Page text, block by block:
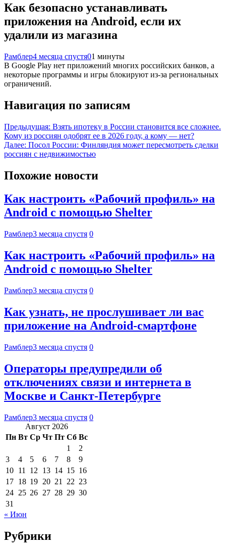
Как безопасно устанавливать
приложения на Android, если их
удалили из магазина
Рамблер4 месяца спустя01 минуты
В Google Play нет приложений многих российских банков, а
некоторые программы и игры блокируют из-за региональных
ограничений.
Навигация по записям
Предыдущая: Взять ипотеку в России становится все сложнее.
Кому из россиян одобрят ее в 2026 году, а кому — нет?
Далее: Посол России: Финляндия может пересмотреть сделки
россиян с недвижимостью
Похожие новости
Как настроить «Рабочий профиль» на
Android с помощью Shelter
Рамблер3 месяца спустя 0
Как настроить «Рабочий профиль» на
Android с помощью Shelter
Рамблер3 месяца спустя 0
Как узнать, не прослушивает ли вас
приложение на Android-смартфоне
Рамблер3 месяца спустя 0
Операторы предупредили об
отключениях связи и интернета в
Москве и Санкт-Петербурге
Рамблер3 месяца спустя 0
Август 2026
Пн Вт Ср Чт Пт Сб Вс
1
2
3
4 5 6 7 8
9
10 11 12 13 14 15 16
17 18 19 20 21 22 23
24 25 26 27 28 29 30
31
« Июн
Рубрики